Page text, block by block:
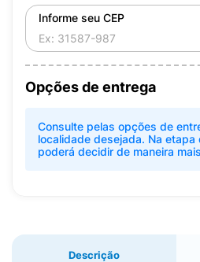
Informe seu CEP
Opções de entrega
Consulte pelas opções de
localidade desejada. Na
poderá decidir de maneira
Descrição